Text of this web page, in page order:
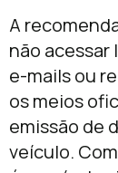
A
não acessar
e-mails ou
os meios
emissão de
veículo.